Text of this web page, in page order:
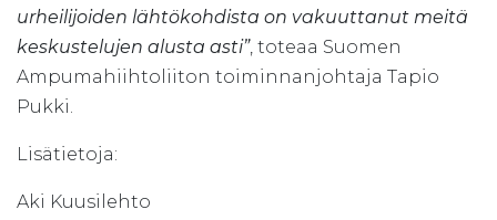
urheilijoiden lähtökohdista on vakuuttanut meitä
keskustelujen alusta asti”, toteaa Suomen
Ampumahiihtoliiton toiminnanjohtaja Tapio
Pukki.
Lisätietoja:
Aki Kuusilehto